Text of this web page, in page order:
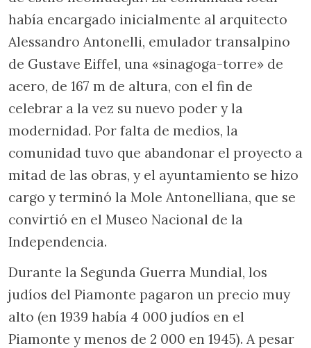
había encargado inicialmente al arquitecto
Alessandro Antonelli, emulador transalpino
de Gustave Eiffel, una «sinagoga-torre» de
acero, de 167 m de altura, con el fin de
celebrar a la vez su nuevo poder y la
modernidad. Por falta de medios, la
comunidad tuvo que abandonar el proyecto a
mitad de las obras, y el ayuntamiento se hizo
cargo y terminó la Mole Antonelliana, que se
convirtió en el Museo Nacional de la
Independencia.
Durante la Segunda Guerra Mundial, los
judíos del Piamonte pagaron un precio muy
alto (en 1939 había 4 000 judíos en el
Piamonte y menos de 2 000 en 1945). A pesar